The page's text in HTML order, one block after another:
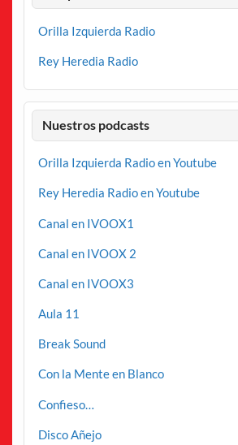
Orilla Izquierda Radio
Rey Heredia Radio
Nuestros podcasts
Orilla Izquierda Radio en Youtube
Rey Heredia Radio en Youtube
Canal en IVOOX1
Canal en IVOOX 2
Canal en IVOOX3
Aula 11
Break Sound
Con la Mente en Blanco
Confieso…
Disco Añejo